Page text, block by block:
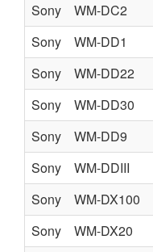
Sony
WM-DC2
Sony
WM-DD1
Sony
WM-DD22
Sony
WM-DD30
Sony
WM-DD9
Sony
WM-DDIII
Sony
WM-DX100
Sony
WM-DX20